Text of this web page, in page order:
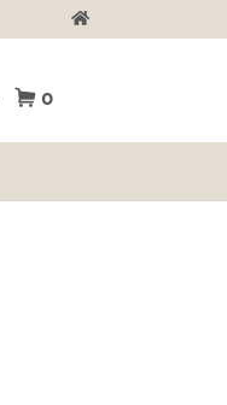
Zur Startseite
0